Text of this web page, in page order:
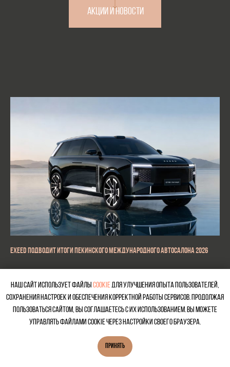
Акции и новости
EXEED подводит итоги Пекинского международного автосалона 2026
Наш сайт использует файлыcookieдля улучшения опыта пользователей,
сохранения настроек и обеспечения корректной работы сервисов. Продолжая
пользоваться сайтом, вы соглашаетесь с их использованием. Вы можете
управлять файлами cookie через настройки своего браузера.
ПРИНЯТЬ